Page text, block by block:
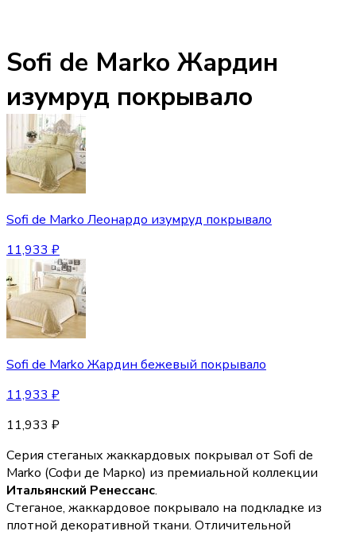
Sofi de Marko Жардин
изумруд покрывало
Sofi de Marko Леонардо изумруд покрывало
11,933 ₽
Sofi de Marko Жардин бежевый покрывало
11,933 ₽
11,933 ₽
Серия стеганых жаккардовых покрывал от Sofi de
Marko (Coфи де Марко) из премиальной коллекции
Итальянский Ренессанс.
Стеганое, жаккардовое покрывало на подкладке из
плотной декоративной ткани. Отличительной